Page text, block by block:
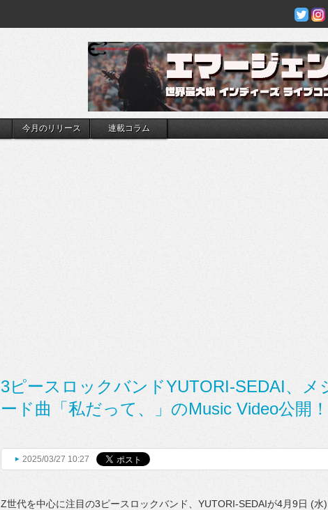
今月のリリース 連載コラム
3ピースロックバンドYUTORI-SEDAI、メ
ード曲「私だって、」のMusic Video公開！
2025/03/27 10:27
Z世代を中心に注目の3ピースロックバンド、YUTORI-SEDAIが4月9日 (